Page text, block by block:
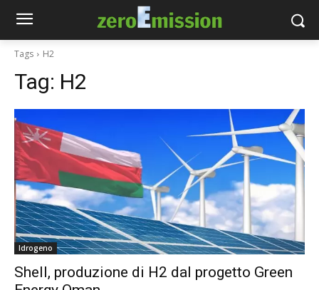
Tags H2
Tag: H2
Idrogeno
Shell, produzione di H2 dal progetto Green